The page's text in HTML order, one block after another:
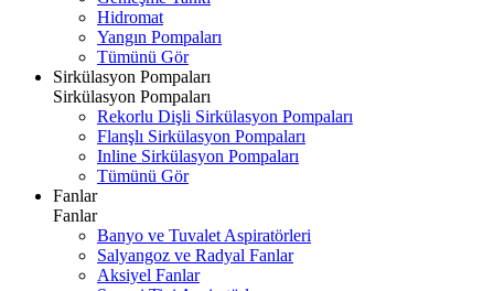
Hidromat
Yangın Pompaları
Tümünü Gör
Sirkülasyon Pompaları
Sirkülasyon Pompaları
Rekorlu Dişli Sirkülasyon Pompaları
Flanşlı Sirkülasyon Pompaları
Inline Sirkülasyon Pompaları
Tümünü Gör
Fanlar
Fanlar
Banyo ve Tuvalet Aspiratörleri
Salyangoz ve Radyal Fanlar
Aksiyel Fanlar